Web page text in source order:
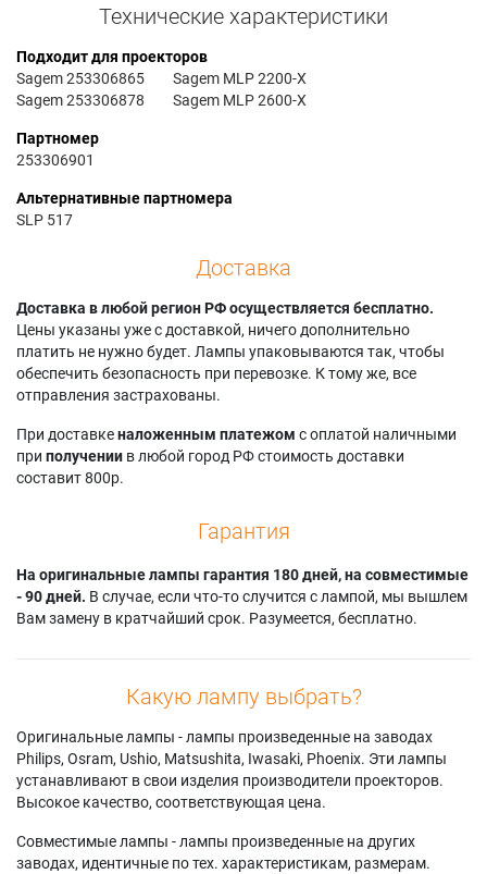
Технические характеристики
Подходит для проекторов
Sagem 253306865
Sagem 253306878
Sagem MLP 2200-X
Sagem MLP 2600-X
Партномер
253306901
Альтернативные партномера
SLP 517
Доставка
Доставка в любой регион РФ осуществляется бесплатно.
Цены указаны уже с доставкой, ничего дополнительно
платить не нужно будет. Лампы упаковываются так, чтобы
обеспечить безопасность при перевозке. К тому же, все
отправления застрахованы.
При доставкеналоженным платежом с оплатой наличными
при получении в любой город РФ стоимость доставки
составит 800р.
Гарантия
На оригинальные лампы гарантия 180 дней, на совместимые
- 90 дней. В случае, если что-то случится с лампой, мы вышлем
Вам замену в кратчайший срок. Разумеется, бесплатно.
Какую лампу выбрать?
Оригинальные лампы - лампы произведенные на заводах
Philips, Osram, Ushio, Matsushita, Iwasaki, Phoenix. Эти лампы
устанавливают в свои изделия производители проекторов.
Высокое качество, соответствующая цена.
Совместимые лампы - лампы произведенные на других
заводах, идентичные по тех. характеристикам, размерам.